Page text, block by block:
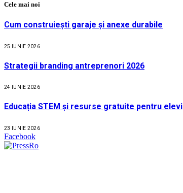
Cele mai noi
Cum construiești garaje și anexe durabile
25 IUNIE 2026
Strategii branding antreprenori 2026
24 IUNIE 2026
Educația STEM și resurse gratuite pentru elevi
23 IUNIE 2026
Facebook